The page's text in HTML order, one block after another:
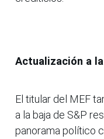
Actualización a
El titular del MEF
a la baja de S&P
panorama político